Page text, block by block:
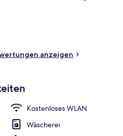
ist nur einen kurzen
entfernt: Zur U-
Muratori -
(Straßenbahnhaltestelle
anzeigen
Kostenloses WLAN
Wäscherei